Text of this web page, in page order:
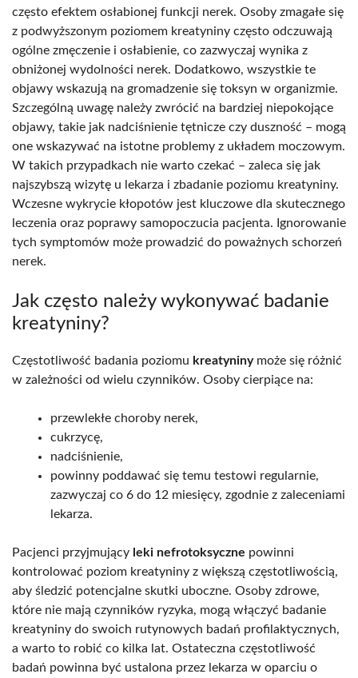
często efektem osłabionej funkcji nerek. Osoby zmagałe się
z podwyższonym poziomem kreatyniny często odczuwają
ogólne zmęczenie i osłabienie, co zazwyczaj wynika z
obniżonej wydolności nerek. Dodatkowo, wszystkie te
objawy wskazują na gromadzenie się toksyn w organizmie.
Szczególną uwagę należy zwrócić na bardziej niepokojące
objawy, takie jak nadciśnienie tętnicze czy duszność – mogą
one wskazywać na istotne problemy z układem moczowym.
W takich przypadkach nie warto czekać – zaleca się jak
najszybszą wizytę u lekarza i zbadanie poziomu kreatyniny.
Wczesne wykrycie kłopotów jest kluczowe dla skutecznego
leczenia oraz poprawy samopoczucia pacjenta. Ignorowanie
tych symptomów może prowadzić do poważnych schorzeń
nerek.
Jak często należy wykonywać badanie
kreatyniny?
Częstotliwość badania poziomu kreatyninymoże się różnić
w zależności od wielu czynników. Osoby cierpiące na:
przewlekłe choroby nerek,
cukrzycę,
nadciśnienie,
powinny poddawać się temu testowi regularnie,
zazwyczaj co 6 do 12 miesięcy, zgodnie z zaleceniami
lekarza.
Pacjenci przyjmujący leki nefrotoksyczne powinni
kontrolować poziom kreatyniny z większą częstotliwością,
aby śledzić potencjalne skutki uboczne. Osoby zdrowe,
które nie mają czynników ryzyka, mogą włączyć badanie
kreatyniny do swoich rutynowych badań profilaktycznych,
a warto to robić co kilka lat. Ostateczna częstotliwość
badań powinna być ustalona przez lekarza w oparciu o